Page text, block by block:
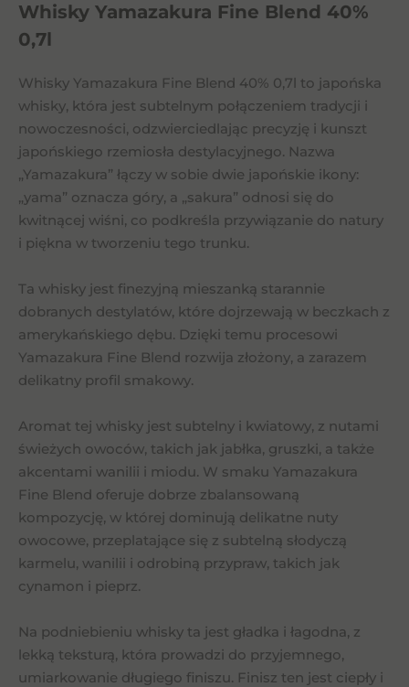
Whisky Yamazakura Fine Blend 40%
0,7l
Whisky Yamazakura Fine Blend 40% 0,7l to japońska
whisky, która jest subtelnym połączeniem tradycji i
nowoczesności, odzwierciedlając precyzję i kunszt
japońskiego rzemiosła destylacyjnego. Nazwa
„Yamazakura” łączy w sobie dwie japońskie ikony:
„yama” oznacza góry, a „sakura” odnosi się do
kwitnącej wiśni, co podkreśla przywiązanie do natury
i piękna w tworzeniu tego trunku.
Ta whisky jest finezyjną mieszanką starannie
dobranych destylatów, które dojrzewają w beczkach z
amerykańskiego dębu. Dzięki temu procesowi
Yamazakura Fine Blend rozwija złożony, a zarazem
delikatny profil smakowy.
Aromat tej whisky jest subtelny i kwiatowy, z nutami
świeżych owoców, takich jak jabłka, gruszki, a także
akcentami wanilii i miodu. W smaku Yamazakura
Fine Blend oferuje dobrze zbalansowaną
kompozycję, w której dominują delikatne nuty
owocowe, przeplatające się z subtelną słodyczą
karmelu, wanilii i odrobiną przypraw, takich jak
cynamon i pieprz.
Na podniebieniu whisky ta jest gładka i łagodna, z
lekką teksturą, która prowadzi do przyjemnego,
umiarkowanie długiego finiszu. Finisz ten jest ciepły i